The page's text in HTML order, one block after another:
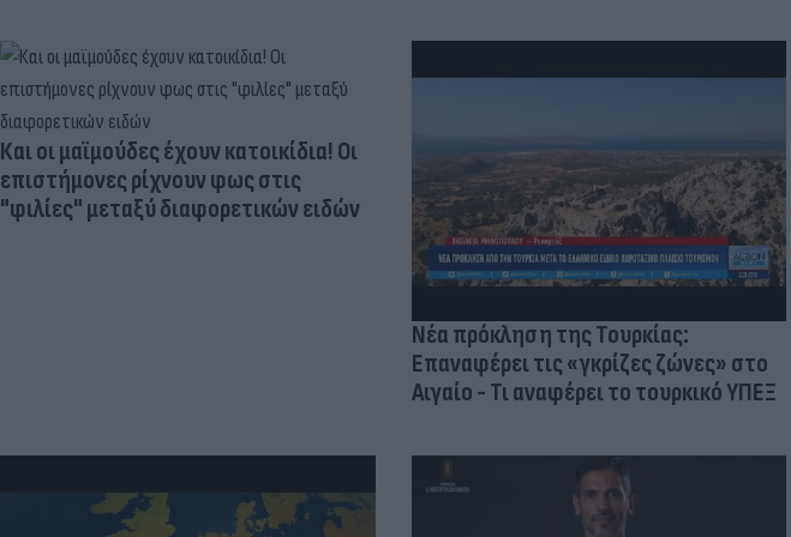
Και οι μαϊμούδες έχουν κατοικίδια! Οι
επιστήμονες ρίχνουν φως στις
"φιλίες" μεταξύ διαφορετικών ειδών
Νέα πρόκληση της Τουρκίας:
Επαναφέρει τις «γκρίζες ζώνες» στο
Αιγαίο - Τι αναφέρει το τουρκικό ΥΠΕΞ